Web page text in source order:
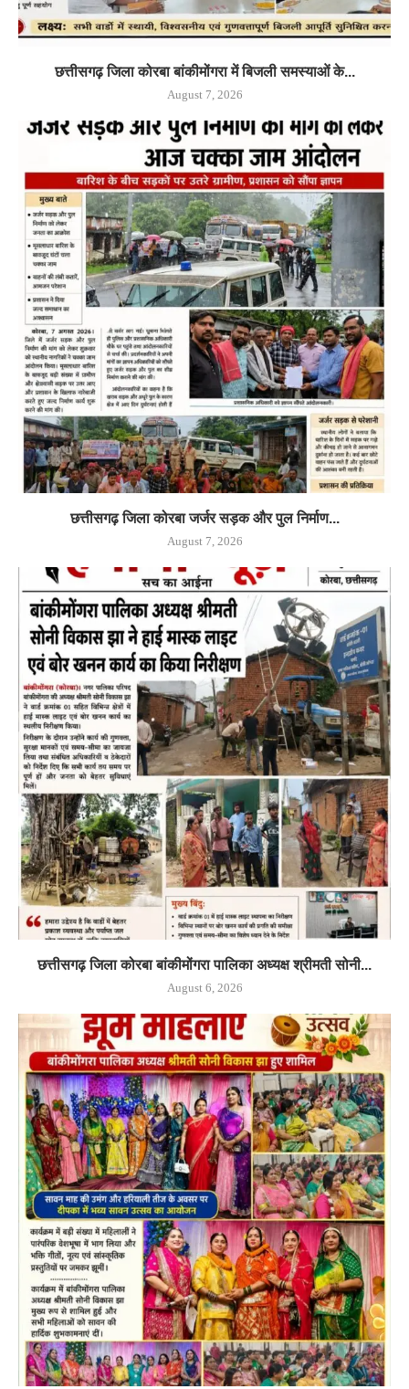
छत्तीसगढ़ जिला कोरबा बांकीमोंगरा में बिजली समस्याओं के...
August 7, 2026
छत्तीसगढ़ जिला कोरबा जर्जर सड़क और पुल निर्माण...
August 7, 2026
छत्तीसगढ़ जिला कोरबा बांकीमोंगरा पालिका अध्यक्ष श्रीमती सोनी...
August 6, 2026